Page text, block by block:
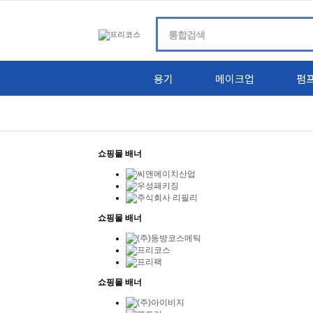
용기 메이크업 펌
쇼핑몰 배너
쇼핑몰 배너
쇼핑몰 배너